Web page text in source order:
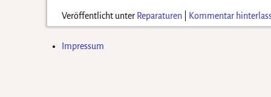
Veröffentlicht unter Reparaturen Kommentar
Impressum